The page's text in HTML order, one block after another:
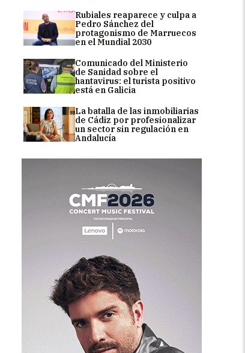
Rubiales reaparece y culpa a
Pedro Sánchez del
protagonismo de Marruecos
en el Mundial 2030
Comunicado del Ministerio
de Sanidad sobre el
hantavirus: el turista positivo
está en Galicia
La batalla de las inmobiliarias
de Cádiz por profesionalizar
un sector sin regulación en
Andalucía